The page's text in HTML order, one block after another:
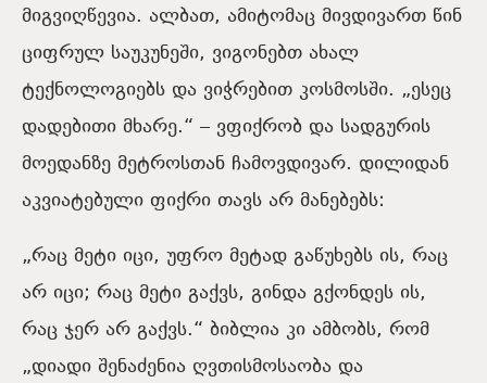
მიგვიღწევია. ალბათ, ამიტომაც მივდივართ წინ
ციფრულ საუკუნეში, ვიგონებთ ახალ
ტექნოლოგიებს და ვიჭრებით კოსმოსში. „ესეც
დადებითი მხარე.“ ‒ ვფიქრობ და სადგურის
მოედანზე მეტროსთან ჩამოვდივარ. დილიდან
აკვიატებული ფიქრი თავს არ მანებებს:
„რაც მეტი იცი, უფრო მეტად გაწუხებს ის, რაც
არ იცი; რაც მეტი გაქვს, გინდა გქონდეს ის,
რაც ჯერ არ გაქვს.“ ბიბლია კი ამბობს, რომ
„დიადი შენაძენია ღვთისმოსაობა და